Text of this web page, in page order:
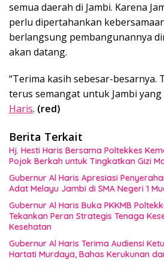
semua daerah di Jambi. Karena
perlu dipertahankan
berlangsung pembangunannya
akan datang.
“Terima kasih sebesar-besarnya.
terus semangat untuk Jambi
Haris. (red)
Berita Terkait
Hj. Hesti Haris Bersama Poltekkes
Pojok Berkah untuk Tingkatkan Gizi
Gubernur Al Haris Apresiasi
Adat Melayu Jambi di SMA Negeri 1
Gubernur Al Haris Buka PKKMB
Tekankan Peran Strategis Tenaga
Kesehatan
Gubernur Al Haris Terima Audiensi
Hartati Murdaya, Bahas Kerukunan